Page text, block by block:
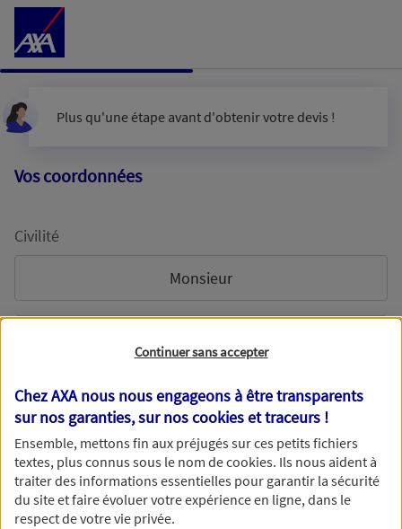
Accéder au Contenu
Plus qu'une étape avant d'obtenir votre devis !
Vos coordonnées
Civilité
Monsieur
Nom
Prénom
Continuer sans accepter
Chez AXA nous nous engageons à être transparents
sur nos garanties, sur noscookies et traceurs !
Ensemble, mettons fin aux préjugés sur ces petits fichiers
textes, plus connus sous le nom decookies. Ils nous aident à
traiter des informations essentielles pour garantir la sécurité
du site et faire évoluer votre expérience en ligne, dans le
respect de votre vie privée.